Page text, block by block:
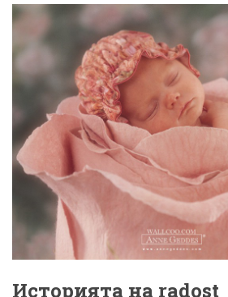
Историята на